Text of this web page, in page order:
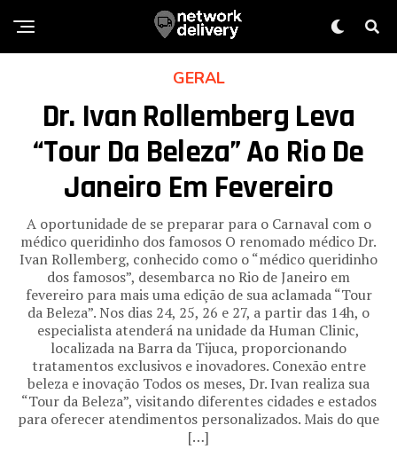
GERAL
Dr. Ivan Rollemberg Leva
“Tour Da Beleza” Ao Rio De
Janeiro Em Fevereiro
A oportunidade de se preparar para o Carnaval com o
médico queridinho dos famosos O renomado médico Dr.
Ivan Rollemberg, conhecido como o “médico queridinho
dos famosos”, desembarca no Rio de Janeiro em
fevereiro para mais uma edição de sua aclamada “Tour
da Beleza”. Nos dias 24, 25, 26 e 27, a partir das 14h, o
especialista atenderá na unidade da Human Clinic,
localizada na Barra da Tijuca, proporcionando
tratamentos exclusivos e inovadores. Conexão entre
beleza e inovação Todos os meses, Dr. Ivan realiza sua
“Tour da Beleza”, visitando diferentes cidades e estados
para oferecer atendimentos personalizados. Mais do que
[…]